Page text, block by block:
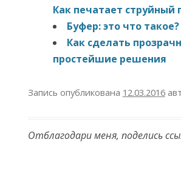
Как печатает струйный
Буфер: это что
Как сделать
простейшие решения
Запись опубликована 12.03.2016
Отблагодари меня, поделись